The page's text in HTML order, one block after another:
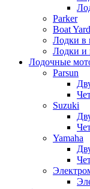
Parker
Boat Yard
Лодки в
Лодки и
Лодочные
Parsun
Suzuki
Yamaha